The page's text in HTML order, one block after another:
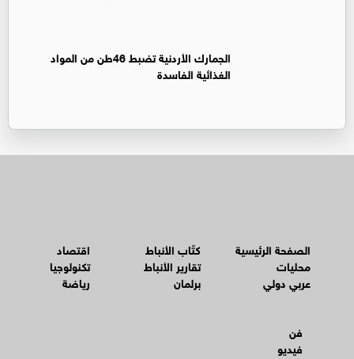
الجمارك الأردنية تضبط 46طن من المواد
الغذائية الفاسدة
الصفحة الرئيسية
محليات
عربي دولي
كتّاب الأنباط
تقارير الأنباط
برلمان
اقتصاد
تكنولوجيا
رياضة
فن
فيديو